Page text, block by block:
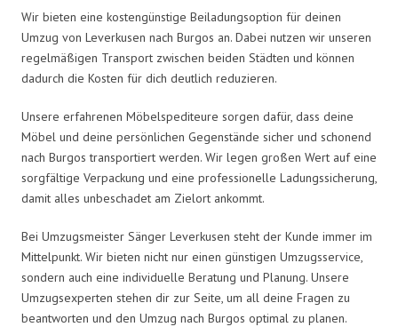
Wir bieten eine kostengünstige Beiladungsoption für deinen
Umzug von Leverkusen nach Burgos an. Dabei nutzen wir unseren
regelmäßigen Transport zwischen beiden Städten und können
dadurch die Kosten für dich deutlich reduzieren.
Unsere erfahrenen Möbelspediteure sorgen dafür, dass deine
Möbel und deine persönlichen Gegenstände sicher und schonend
nach Burgos transportiert werden. Wir legen großen Wert auf eine
sorgfältige Verpackung und eine professionelle Ladungssicherung,
damit alles unbeschadet am Zielort ankommt.
Bei Umzugsmeister Sänger Leverkusen steht der Kunde immer im
Mittelpunkt. Wir bieten nicht nur einen günstigen Umzugsservice,
sondern auch eine individuelle Beratung und Planung. Unsere
Umzugsexperten stehen dir zur Seite, um all deine Fragen zu
beantworten und den Umzug nach Burgos optimal zu planen.